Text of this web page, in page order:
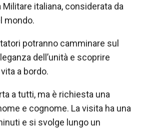
italiana, considerata da
mondo.
potranno camminare sul
dell’unità e scoprire
a bordo.
a tutti, ma è richiesta una
e cognome. La visita ha una
e si svolge lungo un